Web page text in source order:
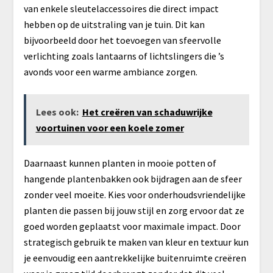
van enkele sleutelaccessoires die direct impact
hebben op de uitstraling van je tuin. Dit kan
bijvoorbeeld door het toevoegen van sfeervolle
verlichting zoals lantaarns of lichtslingers die ’s
avonds voor een warme ambiance zorgen.
Lees ook: Het creëren van schaduwrijke
voortuinen voor een koele zomer
Daarnaast kunnen planten in mooie potten of
hangende plantenbakken ook bijdragen aan de sfeer
zonder veel moeite. Kies voor onderhoudsvriendelijke
planten die passen bij jouw stijl en zorg ervoor dat ze
goed worden geplaatst voor maximale impact. Door
strategisch gebruik te maken van kleur en textuur kun
je eenvoudig een aantrekkelijke buitenruimte creëren